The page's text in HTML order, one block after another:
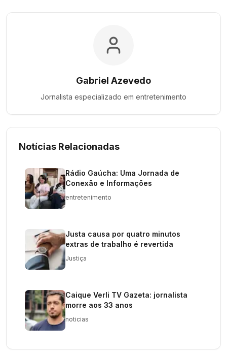
Gabriel Azevedo
Jornalista especializado em entretenimento
Notícias Relacionadas
Rádio Gaúcha: Uma Jornada de
Conexão e Informações
entretenimento
Justa causa por quatro minutos
extras de trabalho é revertida
Justiça
Caique Verli TV Gazeta: jornalista
morre aos 33 anos
noticias